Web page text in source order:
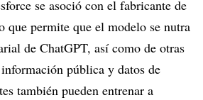
se asoció con el fabricante de
que permite que el modelo se nutra
de ChatGPT, así como de otras
pública y datos de
también pueden entrenar a